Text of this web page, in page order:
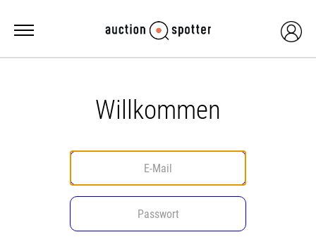
Willkommen